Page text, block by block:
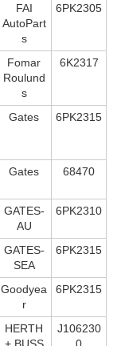
FAI
AutoPart
s
6PK2305
Fomar
Roulund
s
6K2317
Gates 6PK2315
Gates 68470
GATES-
AU
6PK2310
GATES-
SEA
6PK2315
Goodyea
r
6PK2315
HERTH
+ BUSS
J106230
0